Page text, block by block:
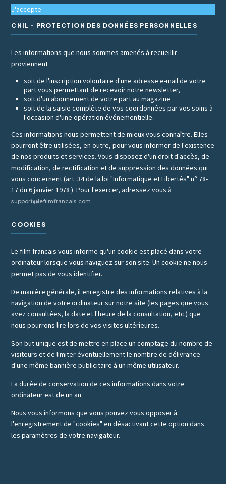
J'accepte
CNIL - PROTECTION DES DONNÉES PERSONNELLES
Les informations que nous sommes amenés à recueillir
proviennent :
soit de l'inscription volontaire d'une adresse e-mail de votre
part vous permettant de recevoir notre newsletter,
soit d'un abonnement de votre part au magazine
soit de la saisie complète de vos coordonnées par vos soins à
l'occasion d'une opération événementielle.
Ces informations nous permettent de mieux vous connaître. Elles
pourront être utilisées, en outre, pour vous informer de l'existence
de nos produits et services. Vous disposez d'un droit d'accès, de
modification, de rectification et de suppression des données qui
vous concernent (art. 34 de la loi "Informatique et Libertés" n° 78-
17 du 6 janvier 1978 ). Pour l'exercer, adressez vous à
support@lefilmfrancais.com
COOKIES
Le film francais vous informe qu'un cookie est placé dans votre
ordinateur lorsque vous naviguez sur son site. Un cookie ne nous
permet pas de vous identifier.
De manière générale, il enregistre des informations relatives à la
navigation de votre ordinateur sur notre site (les pages que vous
avez consultées, la date et l'heure de la consultation, etc.) que
nous pourrons lire lors de vos visites ultérieures.
Son but unique est de mettre en place un comptage du nombre de
visiteurs et de limiter éventuellement le nombre de délivrance
d'une même bannière publicitaire à un même utilisateur.
La durée de conservation de ces informations dans votre
ordinateur est de un an.
Nous vous informons que vous pouvez vous opposer à
l'enregistrement de "cookies" en désactivant cette option dans
les paramètres de votre navigateur.